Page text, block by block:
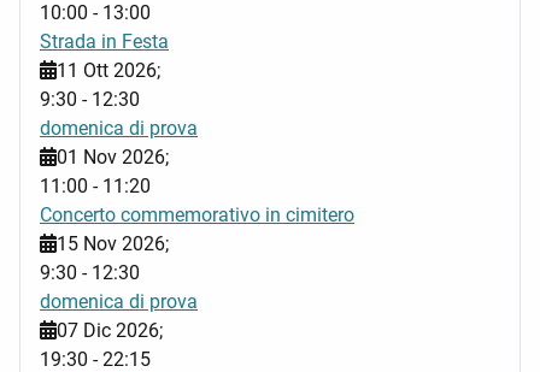
10:00 - 13:00
Strada in Festa
11 Ott 2026;
9:30 - 12:30
domenica di prova
01 Nov 2026;
11:00 - 11:20
Concerto commemorativo in cimitero
15 Nov 2026;
9:30 - 12:30
domenica di prova
07 Dic 2026;
19:30 -22:15